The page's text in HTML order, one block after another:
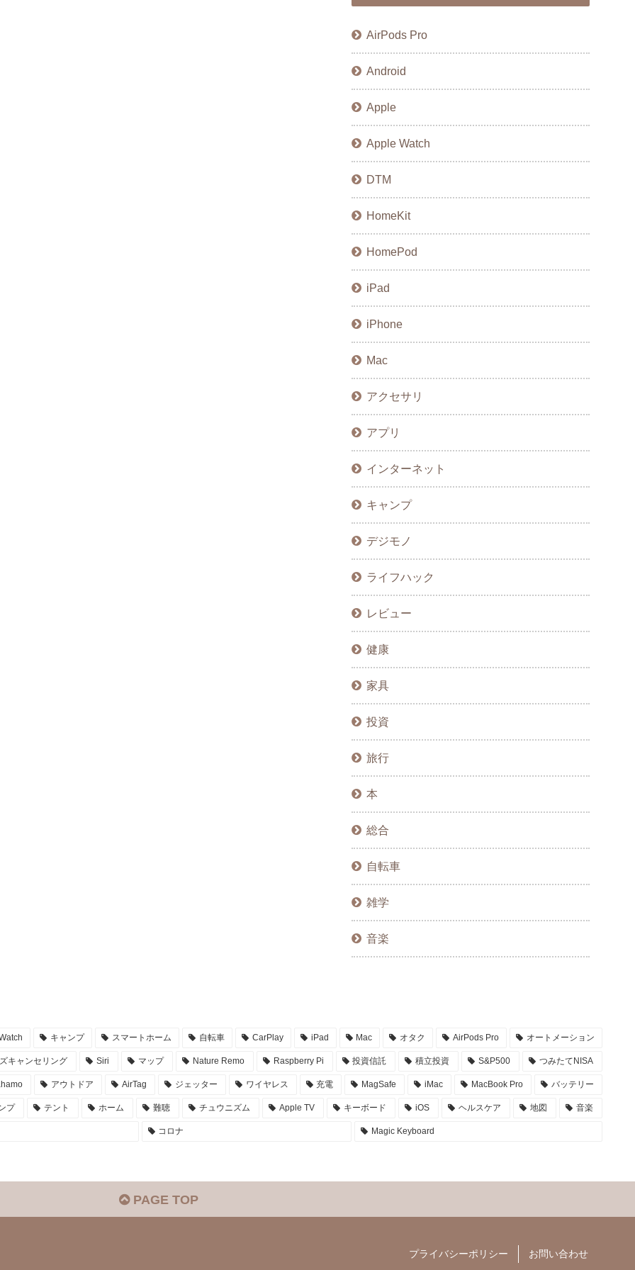
AirPods Pro
Android
Apple
Apple Watch
DTM
HomeKit
HomePod
iPad
iPhone
Mac
アクセサリ
アプリ
インターネット
キャンプ
デジモノ
ライフハック
レビュー
健康
家具
投資
旅行
本
総合
自転車
雑学
音楽
キャンプ スマートホーム 自転車 CarPlay iPad Mac オタク AirPods Pro オートメーション
キャンセリング Siri マップ Nature Remo Raspberry Pi 投資信託 積立投資 S&P500 つみたてNISA
アウトドア AirTag ジェッター ワイヤレス 充電 MagSafe iMac MacBook Pro バッテリー
プ テント ホーム 難聴 チュウニズム Apple TV キーボード iOS ヘルスケア 地図 音楽
コロナ Magic Keyboard
PAGE TOP
プライバシーポリシー お問い合わせ